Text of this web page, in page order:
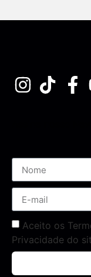
Aceito os
Privacidade do